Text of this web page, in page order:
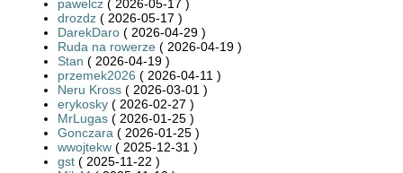
pawelcz ( 2026-05-17 )
drozdz ( 2026-05-17 )
DarekDaro ( 2026-04-29 )
Ruda na rowerze ( 2026-04-19 )
Stan ( 2026-04-19 )
przemek2026 ( 2026-04-11 )
Neru Kross ( 2026-03-01 )
erykosky ( 2026-02-27 )
MrLugas ( 2026-01-25 )
Gonczara ( 2026-01-25 )
wwojtekw ( 2025-12-31 )
gst ( 2025-11-22 )